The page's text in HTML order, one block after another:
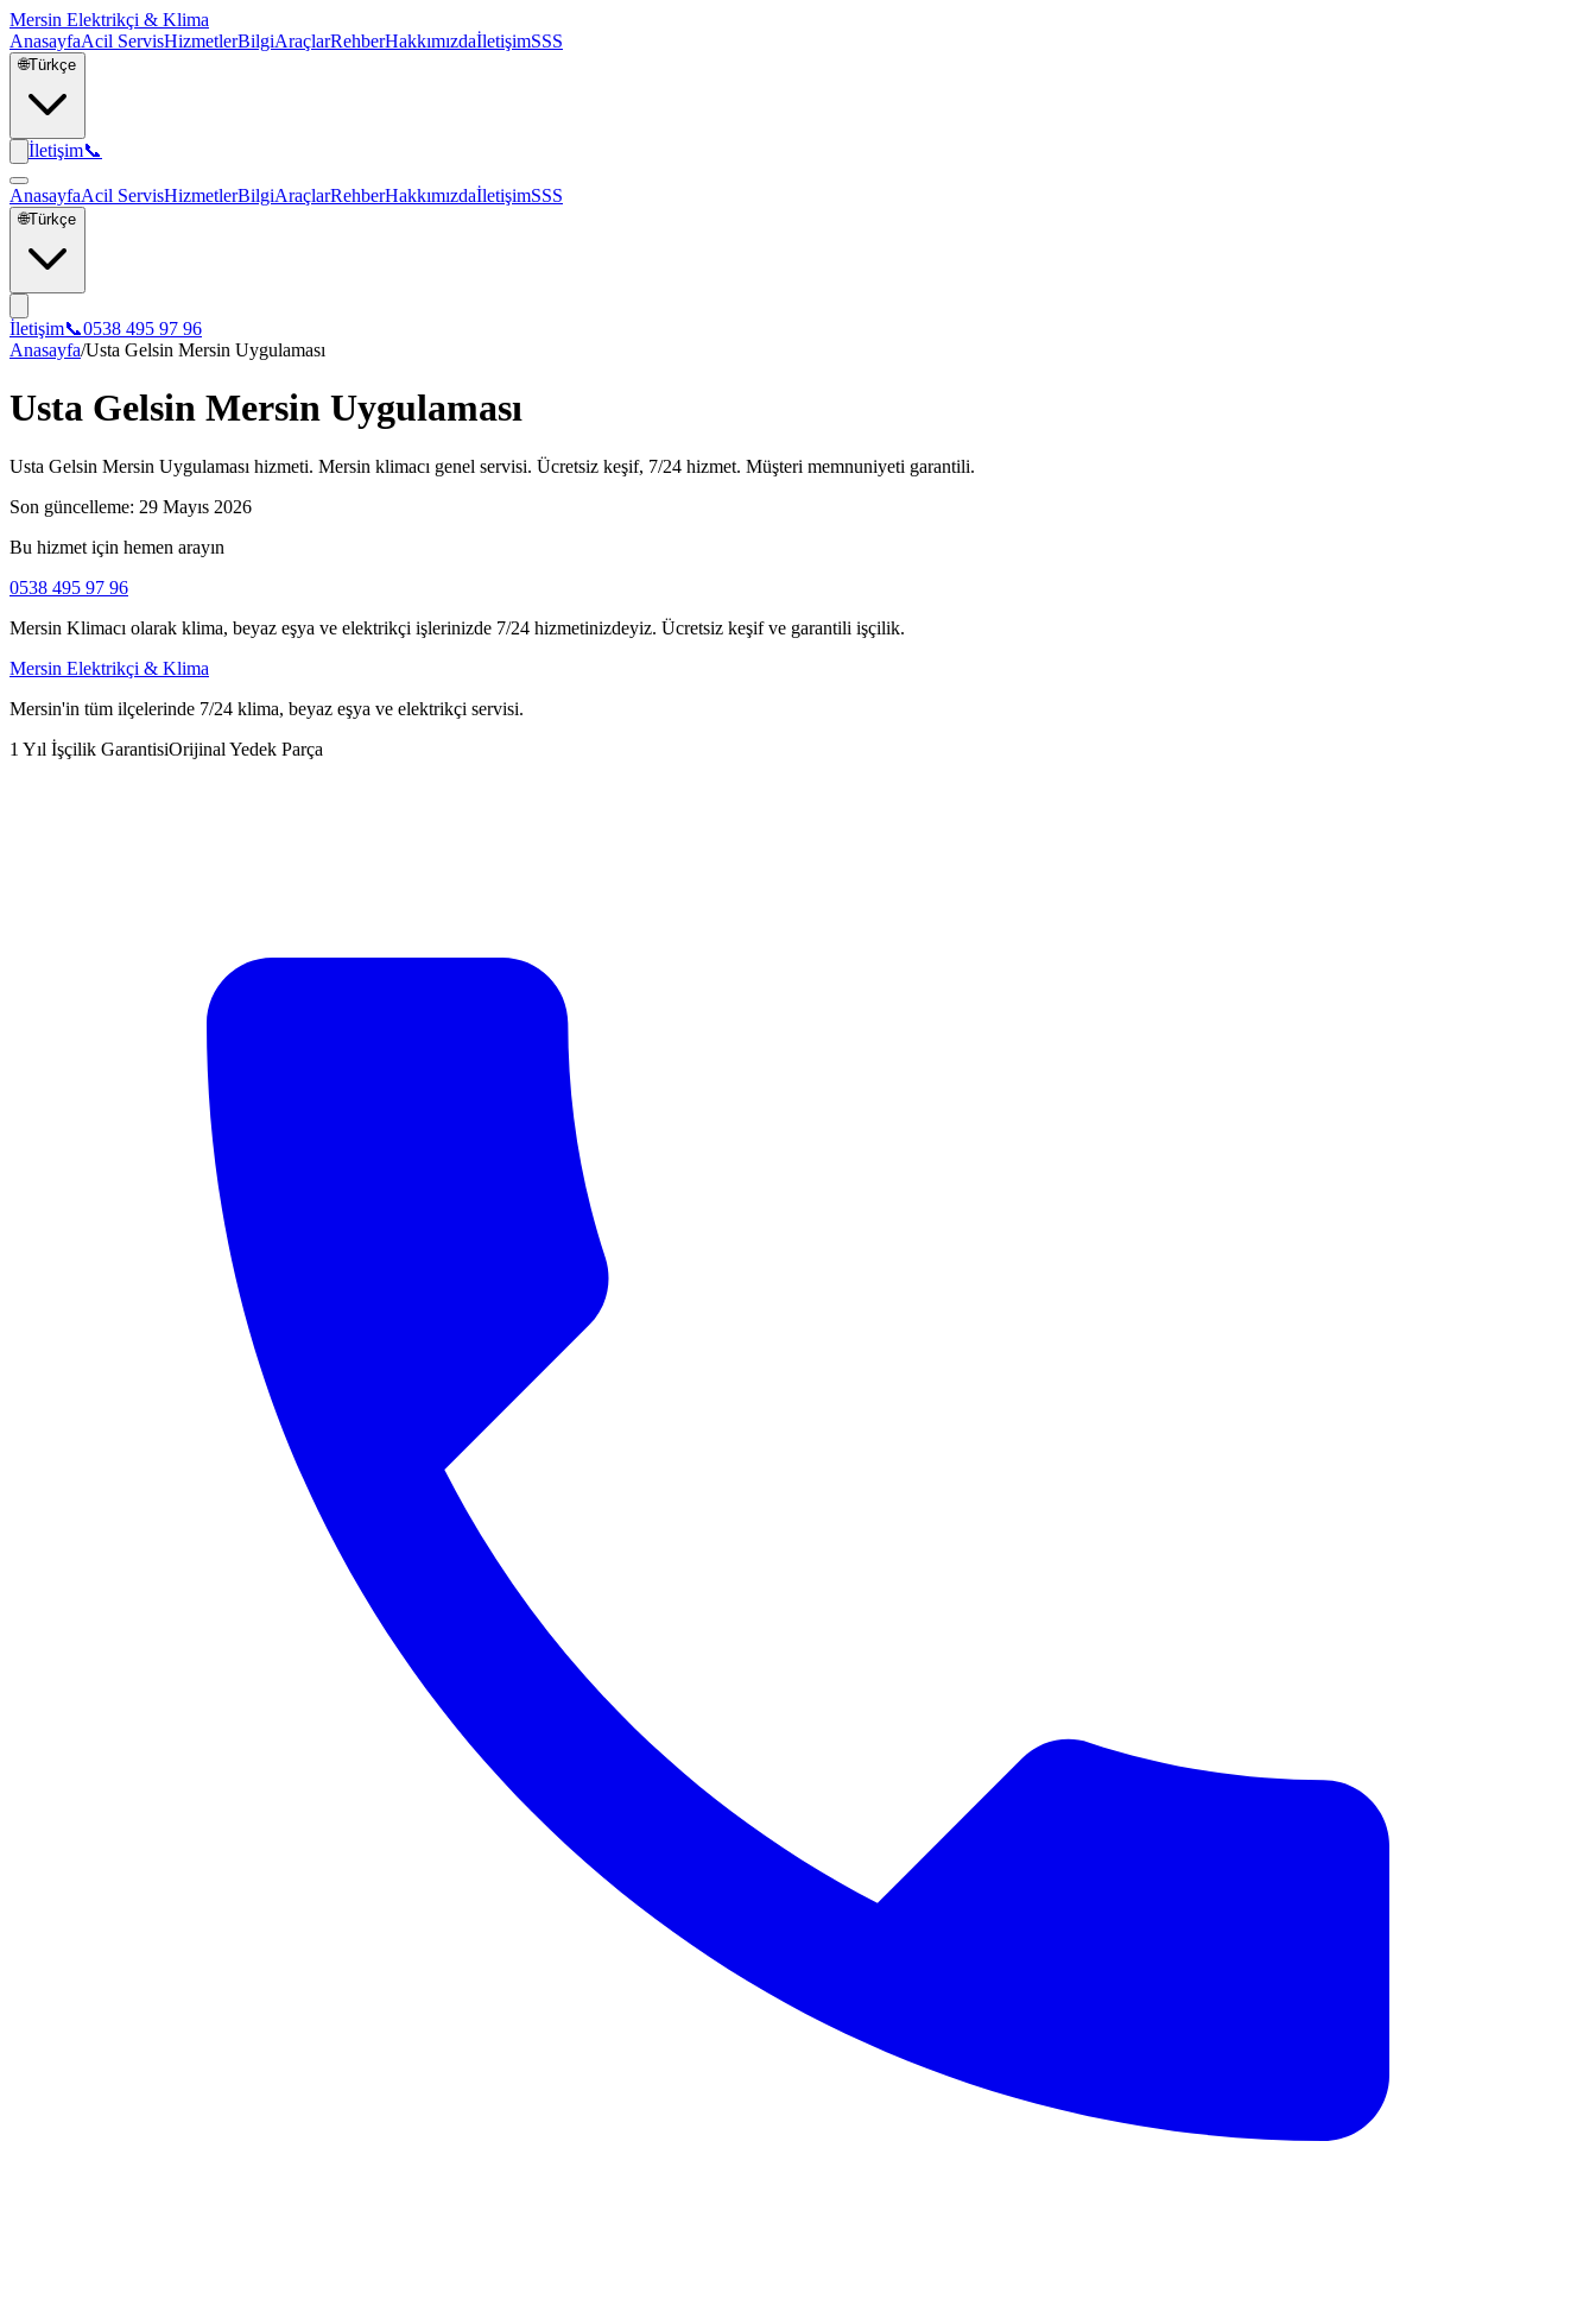
Mersin Elektrikçi & Klima
AnasayfaAcil ServisHizmetlerBilgiAraçlarRehberHakkımızdaİletişimSSS
🌐Türkçe
İletişim📞
AnasayfaAcil ServisHizmetlerBilgiAraçlarRehberHakkımızdaİletişimSSS
🌐Türkçe
İletişim📞0538 495 97 96
Anasayfa/Usta Gelsin Mersin Uygulaması
Usta Gelsin Mersin Uygulaması
Usta Gelsin Mersin Uygulaması hizmeti. Mersin klimacı genel servisi. Ücretsiz keşif, 7/24 hizmet. Müşteri memnuniyeti garantili.
Son güncelleme: 29 Mayıs 2026
Bu hizmet için hemen arayın
0538 495 97 96
Mersin Klimacı olarak klima, beyaz eşya ve elektrikçi işlerinizde 7/24 hizmetinizdeyiz. Ücretsiz keşif ve garantili işçilik.
Mersin Elektrikçi & Klima
Mersin'in tüm ilçelerinde 7/24 klima, beyaz eşya ve elektrikçi servisi.
1 Yıl İşçilik GarantisiOrijinal Yedek Parça